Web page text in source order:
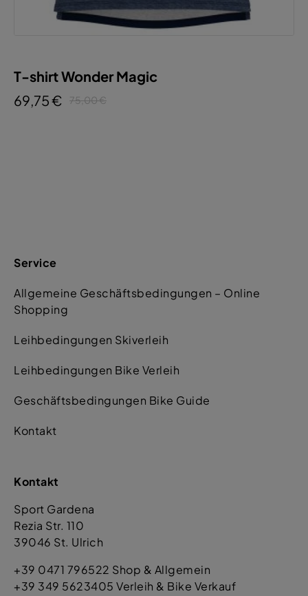
T-shirt Wonder Magic
69,75 €
75,00 €
Service
Allgemeine Geschäftsbedingungen – Online
Shopping
Leihbedingungen Skiverleih
Leihbedingungen Bike Verleih
Geschäftsbedingungen Bike Guide
Kontakt
Kontakt
Sport Gardena
Rezia Str. 110
39046 St. Ulrich
+39 0471 796522 Shop & Allgemein
+39 349 5623405 Verleih & Bike Verkauf